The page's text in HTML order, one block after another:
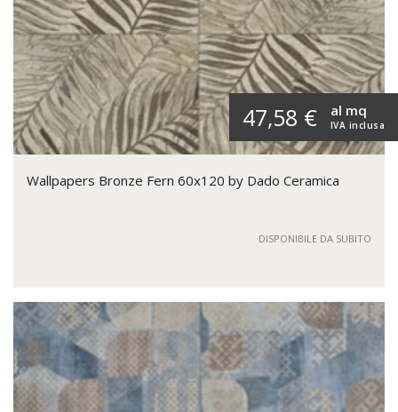
47,58 € IVA inclusa
al mq
Wallpapers Bronze Fern 60x120 by Dado Ceramica
DISPONIBILE DA SUBITO